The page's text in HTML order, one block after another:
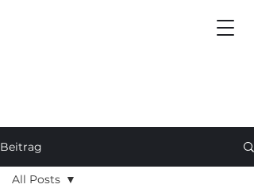
Beitrag
All Posts